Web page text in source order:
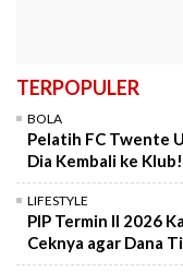
TERPOPULER
BOLA
Pelatih FC Twente
Dia Kembali ke Klub!
LIFESTYLE
PIP Termin II 2026
Ceknya agar Dana